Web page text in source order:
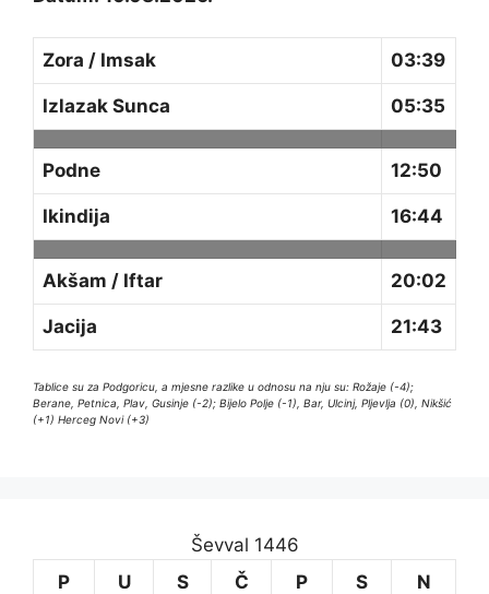
Zora / Imsak 03:39
Izlazak Sunca 05:35
Podne 12:50
Ikindija 16:44
Akšam / Iftar 20:02
Jacija 21:43
Tablice su za Podgoricu, a mjesne razlike u odnosu na nju su: Rožaje (-4);
Berane, Petnica, Plav, Gusinje (-2); Bijelo Polje (-1), Bar, Ulcinj, Pljevlja (0), Nikšić
(+1) Herceg Novi (+3)
Ševval 1446
P
U S Č P S N